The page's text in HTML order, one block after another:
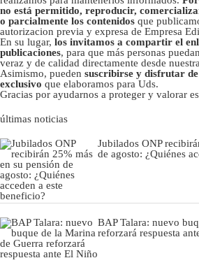
no está permitido, reproducir,
o parcialmente los contenidos que
autorizacion previa y expresa de Empresa
En su lugar, los invitamos a compartir el
publicaciones, para que más personas
veraz y de calidad directamente desde
Asimismo, pueden suscribirse y disfrutar
exclusivo que elaboramos para Uds.
Gracias por ayudarnos a proteger y valorar
últimas noticias
Jubilados ONP
de agosto: ¿Quiénes
BAP Talara: nuevo
reforzará respuesta